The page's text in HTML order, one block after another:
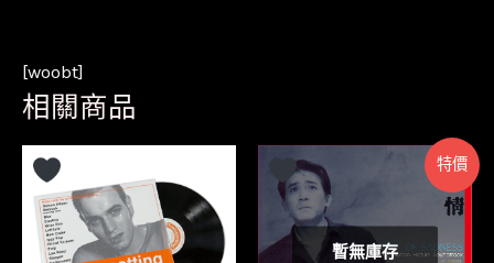
[woobt]
相關商品
特價
暫無庫存